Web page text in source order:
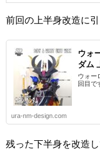
前回の上半身改造に引
ウォ
ダム
ウォー
回目で
ura-nm-design.com
残った下半身を改造し